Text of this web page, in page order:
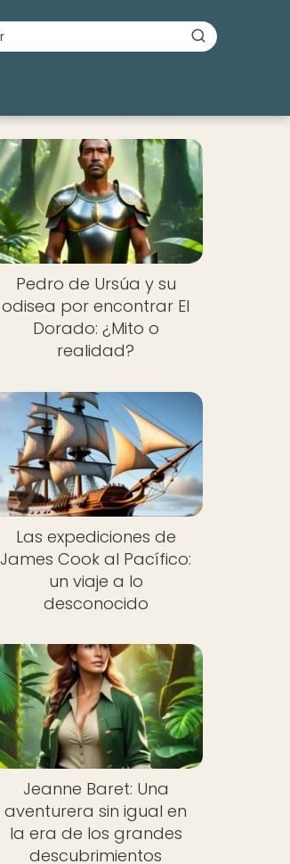
Pedro de Ursúa y su
odisea por encontrar El
Dorado: ¿Mito o
realidad?
Las expediciones de
James Cook al Pacífico:
un viaje a lo
desconocido
Jeanne Baret: Una
aventurera sin igual en
la era de los grandes
descubrimientos